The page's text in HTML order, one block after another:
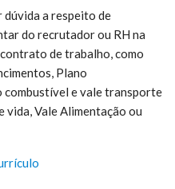
dúvida a respeito de
do recrutador ou RH na
de trabalho, como
Plano
combustível e vale transporte
vida, Vale Alimentação ou